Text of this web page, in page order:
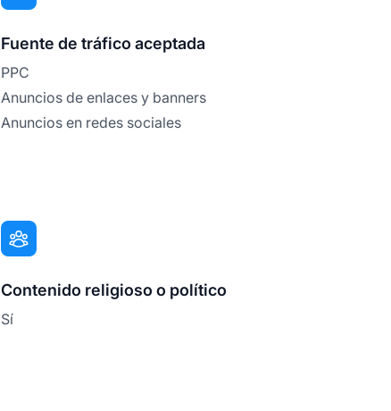
Fuente de tráfico aceptada
PPC
Anuncios de enlaces y banners
Anuncios en redes sociales
Contenido religioso o político
Sí